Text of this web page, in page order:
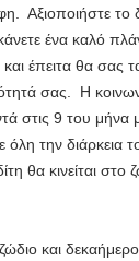
Αξιοποιήστε το
ένα καλό
έπειτα θα σας
σας. Η
στις 9 του μήνα
όλη την διάρκεια
θα κινείται στο
και δεκαήμερο,